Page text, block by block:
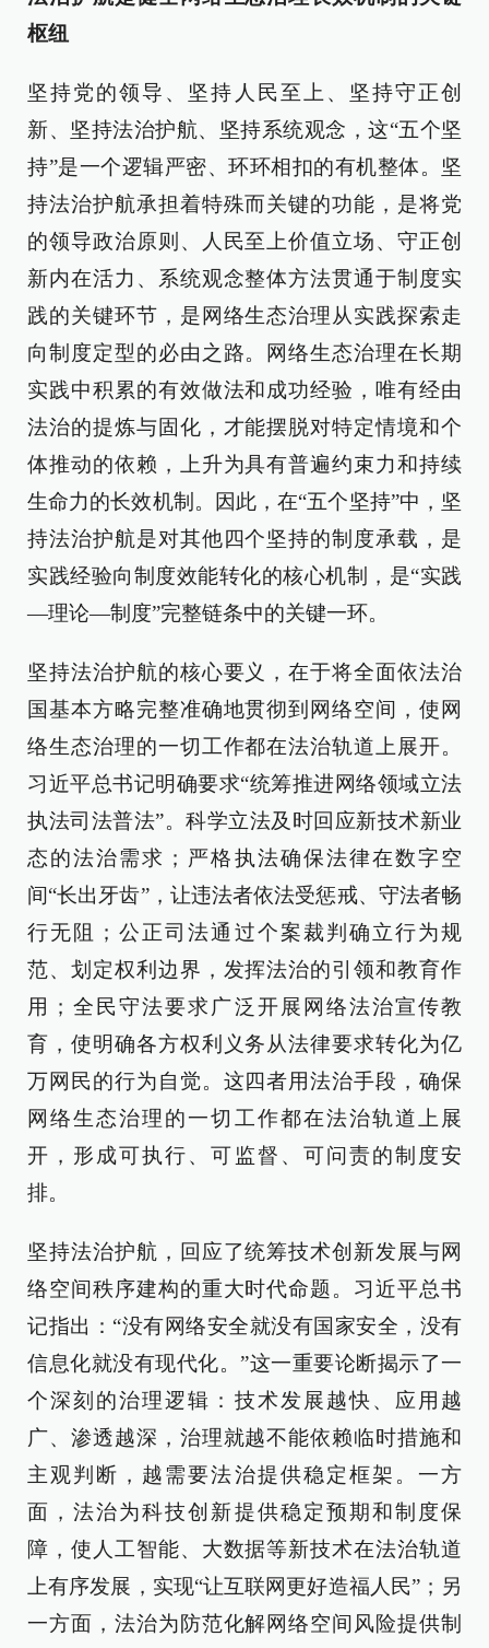
枢纽
坚持党的领导、坚持人民至上、坚持守正创
新、坚持法治护航、坚持系统观念，这“五个坚
持”是一个逻辑严密、环环相扣的有机整体。坚
持法治护航承担着特殊而关键的功能，是将党
的领导政治原则、人民至上价值立场、守正创
新内在活力、系统观念整体方法贯通于制度实
践的关键环节，是网络生态治理从实践探索走
向制度定型的必由之路。网络生态治理在长期
实践中积累的有效做法和成功经验，唯有经由
法治的提炼与固化，才能摆脱对特定情境和个
体推动的依赖，上升为具有普遍约束力和持续
生命力的长效机制。因此，在“五个坚持”中，坚
持法治护航是对其他四个坚持的制度承载，是
实践经验向制度效能转化的核心机制，是“实践
—理论—制度”完整链条中的关键一环。
坚持法治护航的核心要义，在于将全面依法治
国基本方略完整准确地贯彻到网络空间，使网
络生态治理的一切工作都在法治轨道上展开。
习近平总书记明确要求“统筹推进网络领域立法
执法司法普法”。科学立法及时回应新技术新业
态的法治需求；严格执法确保法律在数字空
间“长出牙齿”，让违法者依法受惩戒、守法者畅
行无阻；公正司法通过个案裁判确立行为规
范、划定权利边界，发挥法治的引领和教育作
用；全民守法要求广泛开展网络法治宣传教
育，使明确各方权利义务从法律要求转化为亿
万网民的行为自觉。这四者用法治手段，确保
网络生态治理的一切工作都在法治轨道上展
开，形成可执行、可监督、可问责的制度安
排。
坚持法治护航，回应了统筹技术创新发展与网
络空间秩序建构的重大时代命题。习近平总书
记指出：“没有网络安全就没有国家安全，没有
信息化就没有现代化。”这一重要论断揭示了一
个深刻的治理逻辑：技术发展越快、应用越
广、渗透越深，治理就越不能依赖临时措施和
主观判断，越需要法治提供稳定框架。一方
面，法治为科技创新提供稳定预期和制度保
障，使人工智能、大数据等新技术在法治轨道
上有序发展，实现“让互联网更好造福人民”；另
一方面，法治为防范化解网络空间风险提供制